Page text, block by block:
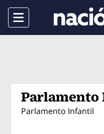
Menu
Parlamento Infantil